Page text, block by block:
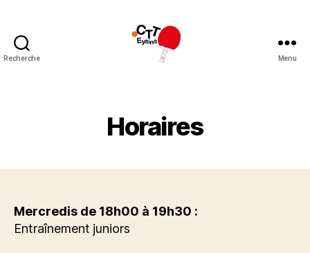
Recherche Menu
Horaires
Mercredis de 18h00 à 19h30 :
Entraînement juniors